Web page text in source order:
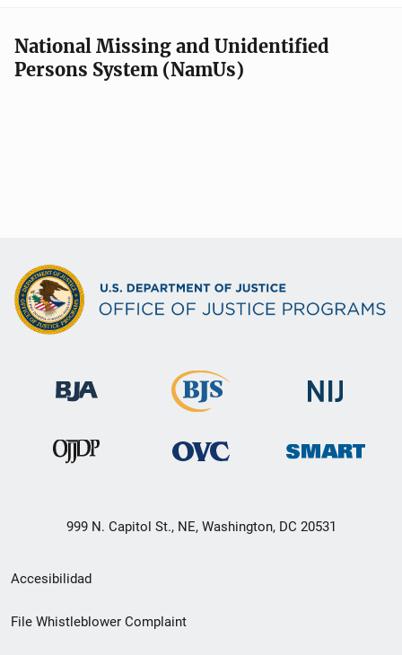
National Missing and Unidentified
Persons System (NamUs)
999 N. Capitol St., NE, Washington, DC 20531
Menú
de
Accesibilidad
File Whistleblower Complaint